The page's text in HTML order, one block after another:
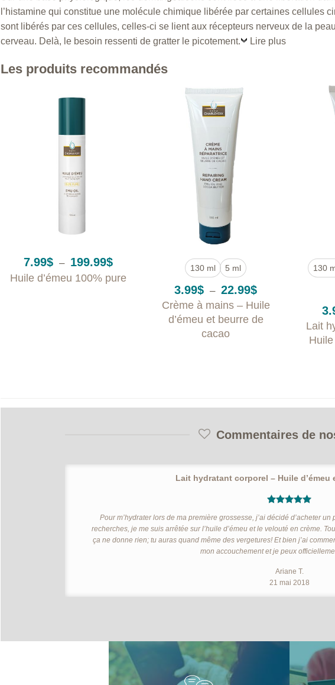
l’histamine qui constitue une molécule chimique libérée par certaines cellules
sont libérés par ces cellules, celles-ci se lient aux récepteurs nerveux de la
cerveau. Delà, le besoin ressenti de gratter le picotement.
Lire plus
Les produits recommandés
7.99$ – 199.99$Plage
prix :
Huile d’émeu 100% pure
130 ml 5 ml
3.99$ – 22.99$Plage
de
prix :
3.99$
à
Crème à mains – Huile
d’émeu et beurre de
cacao
130
Lait
Commentaires de
Lait hydratant corporel – Huile d’émeu
out of 5
Pour m’hydrater lors de ma première grossesse, j’ai décidé d’acheter
recherches, je me suis arrêtée sur l’huile d’émeu et le velouté en crème.
ça ne donne rien; tu auras quand même des vergetures! Et bien j’ai
mon accouchement et je peux
Ariane T.
21 mai 2018